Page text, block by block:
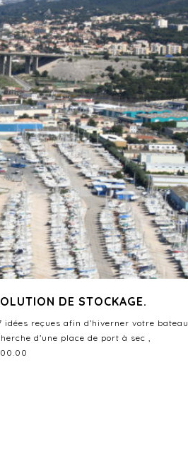
DE STOCKAGE.
reçues afin d’hiverner votre bateau
d’une place de port à sec ,